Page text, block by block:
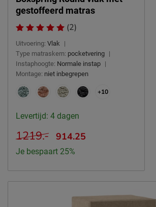
gestoffeerd matras
(2)
Uitvoering: Vlak
|
Type matraskern: pocketvering |
Instaphoogte: Normale instap |
Montage: niet inbegrepen
+10
Levertijd: 4 dagen
1219.- 914.25
Je bespaart 25%